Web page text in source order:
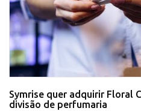
Symrise quer adquirir Floral
divisão de perfumaria